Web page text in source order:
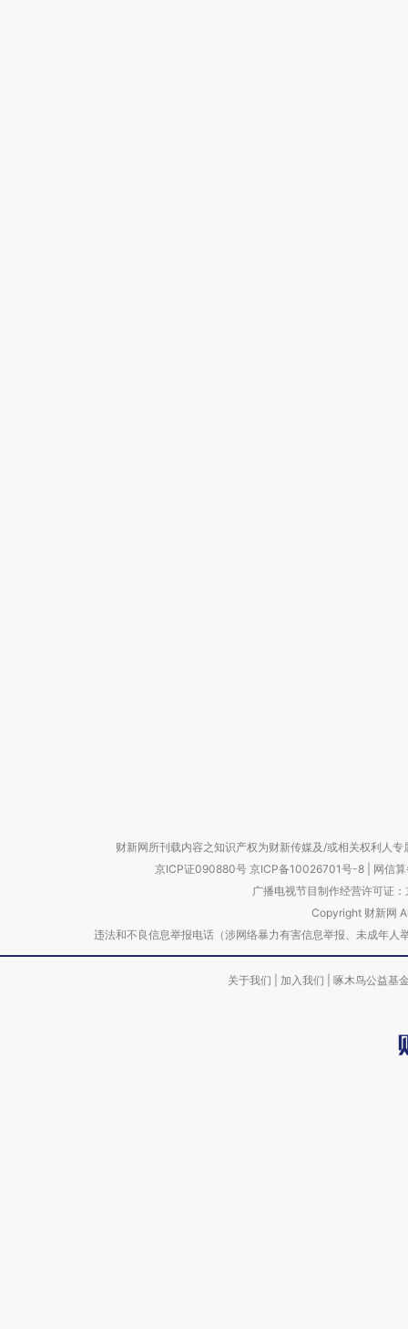
财新网所刊载内容之知识产权为财新传媒及/或相关权利人
京ICP证090880号 京ICP备10026701号-8
网信
广播电视节目制作经营许可证
Copyright 财新网
违法和不良信息举报电话（涉网络暴力有害信息举报、未成
关于我们 加入我们 啄木鸟公益基